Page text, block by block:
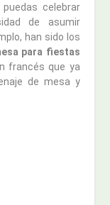
celebrar
de asumir
han sido los
para fiestas
francés que ya
de mesa y